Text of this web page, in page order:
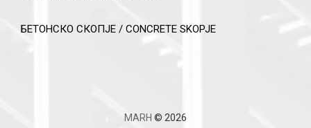
БЕТОНСКО СКОПЈЕ / CONCRETE SKOPJE
MARH © 2026